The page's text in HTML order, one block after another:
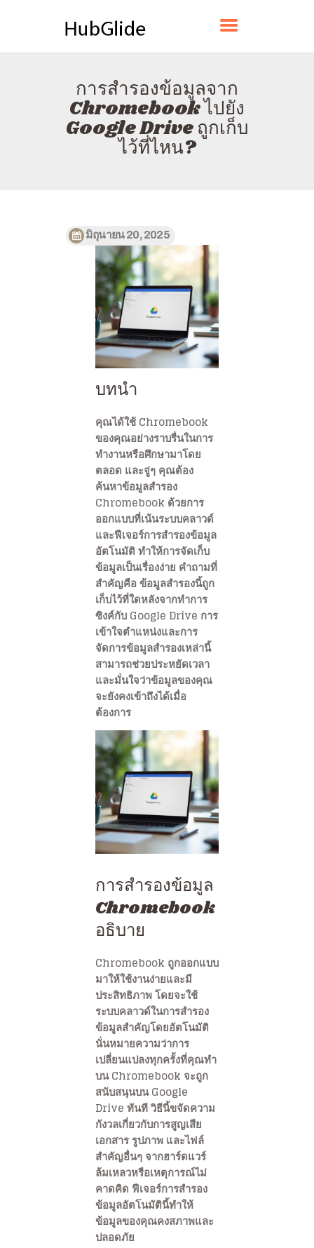
การสำรองข้อมูลจาก
Chromebook ไปยัง
Google Drive ถูกเก็บ
ไว้ที่ไหน?
HUBGLIDE
บ้าน
เกี่ยวกับ
ติดต่อ
มิถุนายน 20, 2025
บทนำ
คุณได้ใช้ Chromebook
ของคุณอย่างราบรื่นในการ
ทำงานหรือศึกษามาโดย
ตลอด และจู่ๆ คุณต้อง
ค้นหาข้อมูลสำรอง
Chromebook ด้วยการ
ออกแบบที่เน้นระบบคลาวด์
และฟีเจอร์การสำรองข้อมูล
อัตโนมัติ ทำให้การจัดเก็บ
ข้อมูลเป็นเรื่องง่าย คำถามที่
สำคัญคือ ข้อมูลสำรองนี้ถูก
เก็บไว้ที่ใดหลังจากทำการ
ซิงค์กับ Google Drive การ
เข้าใจตำแหน่งและการ
จัดการข้อมูลสำรองเหล่านี้
สามารถช่วยประหยัดเวลา
และมั่นใจว่าข้อมูลของคุณ
จะยังคงเข้าถึงได้เมื่อ
ต้องการ
การสำรองข้อมูล
Chromebook
อธิบาย
Chromebook ถูกออกแบบ
มาให้ใช้งานง่ายและมี
ประสิทธิภาพ โดยจะใช้
ระบบคลาวด์ในการสำรอง
ข้อมูลสำคัญโดยอัตโนมัติ
นั่นหมายความว่าการ
เปลี่ยนแปลงทุกครั้งที่คุณทำ
บน Chromebook จะถูก
สนับสนุนบน Google
Drive ทันที วิธีนี้ขจัดความ
กังวลเกี่ยวกับการสูญเสีย
เอกสาร รูปภาพ และไฟล์
สำคัญอื่นๆ จากฮาร์ดแวร์
ล้มเหลวหรือเหตุการณ์ไม่
คาดคิด ฟีเจอร์การสำรอง
ข้อมูลอัตโนมัตินี้ทำให้
ข้อมูลของคุณคงสภาพและ
ปลอดภัย